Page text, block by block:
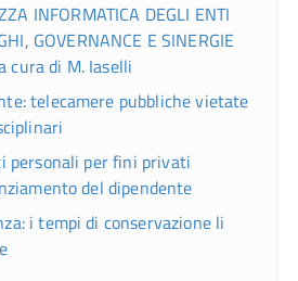
INFORMATICA DEGLI ENTI
GOVERNANCE E SINERGIE
cura di M. Iaselli
telecamere pubbliche vietate
personali per fini privati
del dipendente
i tempi di conservazione li